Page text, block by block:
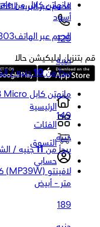
أسود
129
جنيه
يبدأ من 10جنيه /
مانهتن كابل USB Micro سرعة عالية 4 مداخل Bus Power
149
جنيه
يبدأ من 11جنيه /
متر - أبيض
189
الدعم عبر البريد
الدعم عبر الهاتف
قم بتنزيل ابليكيشن حالا
الرئيسية
الفئات
التسوق
حسابي